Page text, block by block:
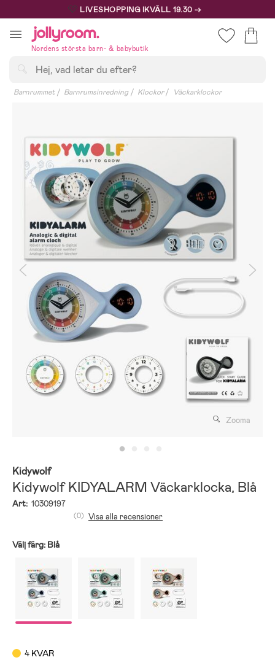
till
innehållet
🩷 LIVESHOPPING IKVÄLL 19.30 →
Nordens största barn- & babybutik
Barnrummet Barnrumsinredning Klockor Väckarklockor
Zooma
Kidywolf
Kidywolf KIDYALARM Väckarklocka, Blå
Art: 10309197
(0) Visa alla recensioner
Välj färg: Blå
4 KVAR